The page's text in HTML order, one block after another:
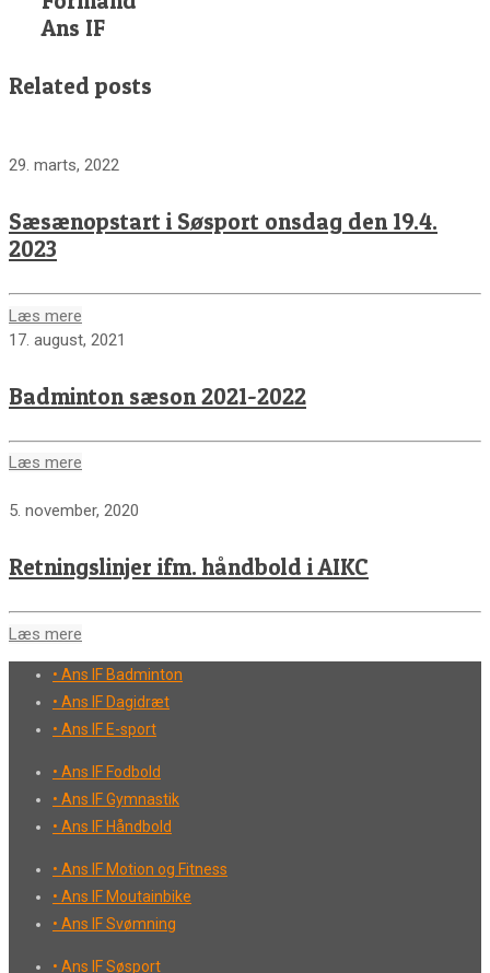
Ans IF
Related posts
29. marts, 2022
Sæsænopstart i Søsport onsdag den 19.4.
2023
Læs mere
17. august, 2021
Badminton sæson 2021-2022
Læs mere
5. november, 2020
Retningslinjer ifm. håndbold i AIKC
Læs mere
• Ans IF Badminton
• Ans IF Dagidræt
• Ans IF E-sport
• Ans IF Fodbold
• Ans IF Gymnastik
• Ans IF Håndbold
• Ans IF Motion og Fitness
• Ans IF Moutainbike
• Ans IF Svømning
• Ans IF Søsport